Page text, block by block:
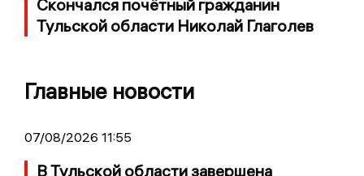
Скончался почётный гражданин
Тульской области Николай Глаголев
Главные новости
07/08/2026 11:55
В Тульской области завершена